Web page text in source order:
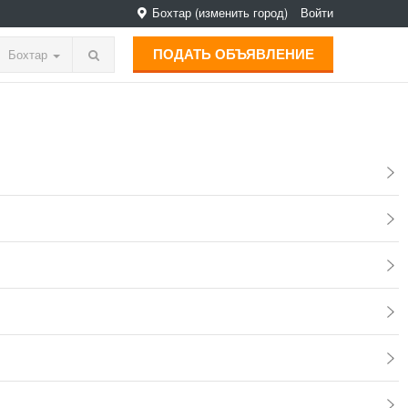
Бохтар (изменить город) Войти
Бохтар ПОДАТЬ ОБЪЯВЛЕНИЕ